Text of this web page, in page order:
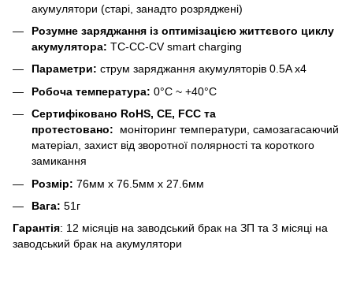
акумулятори (старі, занадто розряджені)
Розумне заряджання із оптимізацією життєвого циклу
акумулятора: TC-CC-CV smart charging
Параметри: струм заряджання акумуляторів 0.5A х4
Робоча температура: 0°C ~ +40°C
Сертифіковано RoHS, CE, FCC та
протестовано:
моніторинг температури, самозагасаючий
матеріал, захист від зворотної полярності та короткого
замикання
Розмір: 76мм х 76.5мм х 27.6мм
Вага: 51г
Гарантія: 12 місяців на заводський брак на ЗП та 3 місяці на
заводський брак на акумулятори